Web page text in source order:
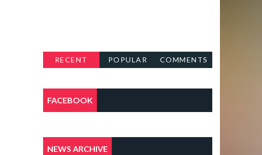
RECENT POPULAR COMMENTS
FACEBOOK
NEWS ARCHIVE